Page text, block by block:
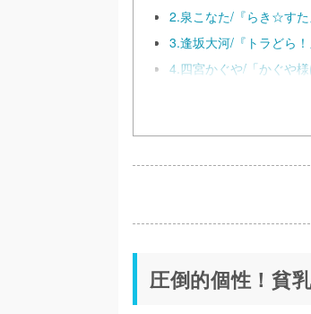
2.泉こなた/『らき☆すた
3.逢坂大河/『トラどら！
4.四宮かぐや/「かぐや様
圧倒的個性！貧